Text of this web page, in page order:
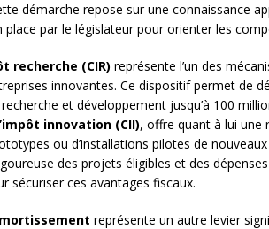
démarche repose sur une connaissance
place par le législateur pour orienter les
recherche (CIR) représente l’un des
innovantes. Ce dispositif permet de
et développement jusqu’à 100
innovation (CII), offre quant à lui une
ou d’installations pilotes de
des projets éligibles et des
sécuriser ces avantages fiscaux.
représente un autre levier